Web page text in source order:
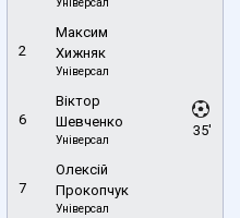
2
Максим
Хижняк
Універсал
6
Віктор
Шевченко
Універсал
35'
7
Олексій
Прокопчук
Універсал